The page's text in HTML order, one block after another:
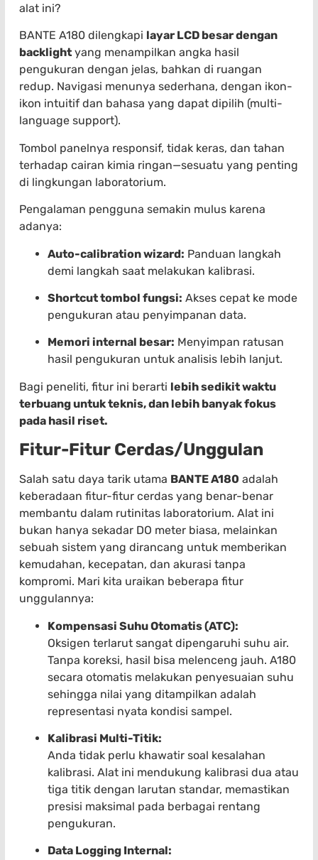
alat ini?
BANTE A180 dilengkapi layar LCD besar dengan
backlight yang menampilkan angka hasil
pengukuran dengan jelas, bahkan di ruangan
redup. Navigasi menunya sederhana, dengan ikon-
ikon intuitif dan bahasa yang dapat dipilih (multi-
language support).
Tombol panelnya responsif, tidak keras, dan tahan
terhadap cairan kimia ringan—sesuatu yang penting
di lingkungan laboratorium.
Pengalaman pengguna semakin mulus karena
adanya:
Auto-calibration wizard: Panduan langkah
demi langkah saat melakukan kalibrasi.
Shortcut tombol fungsi: Akses cepat ke mode
pengukuran atau penyimpanan data.
Memori internal besar: Menyimpan ratusan
hasil pengukuran untuk analisis lebih lanjut.
Bagi peneliti, fitur ini berarti lebih sedikit waktu
terbuang untuk teknis, dan lebih banyak fokus
pada hasil riset.
Fitur-Fitur Cerdas/Unggulan
Salah satu daya tarik utama BANTE A180 adalah
keberadaan fitur-fitur cerdas yang benar-benar
membantu dalam rutinitas laboratorium. Alat ini
bukan hanya sekadar DO meter biasa, melainkan
sebuah sistem yang dirancang untuk memberikan
kemudahan, kecepatan, dan akurasi tanpa
kompromi. Mari kita uraikan beberapa fitur
unggulannya:
Kompensasi Suhu Otomatis (ATC):
Oksigen terlarut sangat dipengaruhi suhu air.
Tanpa koreksi, hasil bisa melenceng jauh. A180
secara otomatis melakukan penyesuaian suhu
sehingga nilai yang ditampilkan adalah
representasi nyata kondisi sampel.
Kalibrasi Multi-Titik:
Anda tidak perlu khawatir soal kesalahan
kalibrasi. Alat ini mendukung kalibrasi dua atau
tiga titik dengan larutan standar, memastikan
presisi maksimal pada berbagai rentang
pengukuran.
Data Logging Internal: